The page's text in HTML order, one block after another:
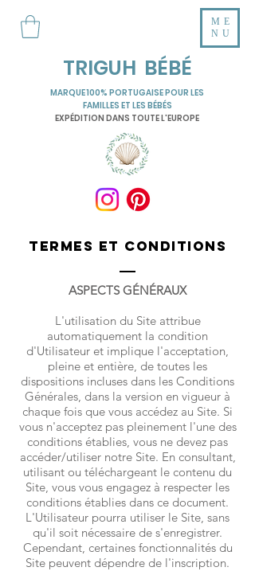
TRIGUH BÉBÉ
ME
NU
MARQUE 100% PORTUGAISE POUR LES
FAMILLES ET LES BÉBÉS
EXPÉDITION DANS TOUTE L'EUROPE
TERMES ET CONDITIONS
ASPECTS GÉNÉRAUX
L'utilisation du Site attribue
automatiquement la condition
d'Utilisateur et implique l'acceptation,
pleine et entière, de toutes les
dispositions incluses dans les Conditions
Générales, dans la version en vigueur à
chaque fois que vous accédez au Site. Si
vous n'acceptez pas pleinement l'une des
conditions établies, vous ne devez pas
accéder/utiliser notre Site. En consultant,
utilisant ou téléchargeant le contenu du
Site, vous vous engagez à respecter les
conditions établies dans ce document.
L'Utilisateur pourra utiliser le Site, sans
qu'il soit nécessaire de s'enregistrer.
Cependant, certaines fonctionnalités du
Site peuvent dépendre de l'inscription.